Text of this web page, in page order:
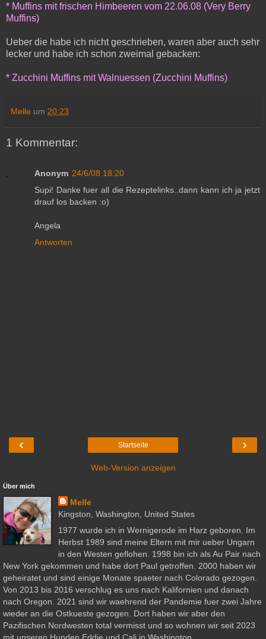
* Muffins mit frischen Himbeeren vom 22.06.08 (Very Berry
Muffins)
Ueber die habe ich nicht geschrieben, waren aber auch sehr
lecker und habe ich schon zweimal gebacken:
* Zucchini Muffins mit Walnuessen (Zucchini Muffins)
Melle um 20:23
1 Kommentar:
Anonym 24/6/08 18:20
Supi! Danke fuer all die Rezeptelinks..dann kann ich ja jetzt
drauf los backen :o)
Angela
Antworten
‹ ›
Startseite
Web-Version anzeigen
Über mich
Melle
Kingston, Washington, United States
1977 wurde ich in Wernigerode im Harz geboren. Im
Herbst 1989 sind meine Eltern mit mir ueber Ungarn
in den Westen geflohen. 1998 bin ich als Au Pair nach
New York gekommen und habe dort Paul getroffen. 2000 haben wir
geheiratet und sind einige Monate spaeter nach Colorado gezogen.
Von 2013 bis 2016 verschlug es uns nach Kalifornien und danach
nach Oregon. 2021 sind wir waehrend der Pandemie fuer zwei Jahre
wieder an die Ostkueste gezogen. Dort haben wir aber den
Pazifischen Nordwesten total vermisst und so wohnen wir seit 2023